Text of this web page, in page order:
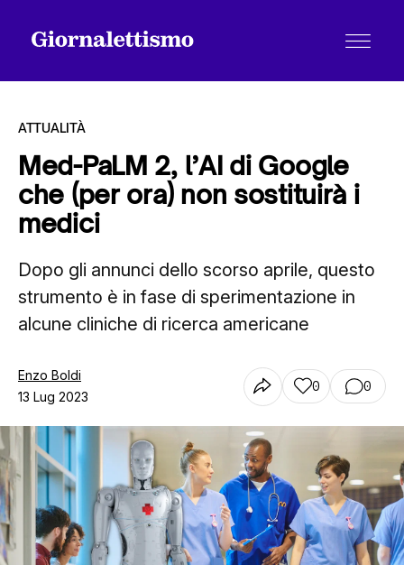
Tutti gli articoli
Chi siamo
ATTUALITÀ
Med-PaLM 2, l’AI di Google
che (per ora) non sostituirà i
medici
Dopo gli annunci dello scorso aprile, questo
strumento è in fase di sperimentazione in
alcune cliniche di ricerca americane
Enzo Boldi
13 Lug 2023
0 0